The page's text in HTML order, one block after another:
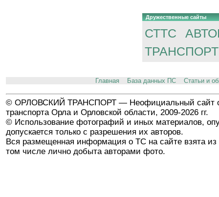
Дружественные сайты
СТТС
ТРАНСПОРТ
Главная База данных ПС Статьи и
© ОРЛОВСКИЙ ТРАНСПОРТ — Неофициальный сайт
транспорта Орла и Орловской области, 2009-2026 гг.
© Использование фотографий и иных материалов,
допускается только с разрешения их авторов.
Вся размещенная информация о ТС на сайте взята из
том числе лично добыта авторами фото.